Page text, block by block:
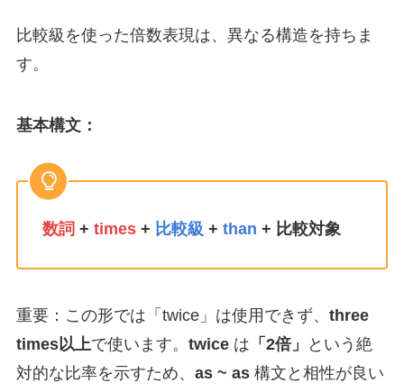
比較級を使った倍数表現は、異なる構造を持ちま
す。
基本構文：
数詞 + times+ 比較級 + than + 比較対象
重要：この形では「twice」は使用できず、 three
times以上で使います。 twiceは 「2倍」
という絶
対的な比率を示すため、 as ~ as構文と相性が良い